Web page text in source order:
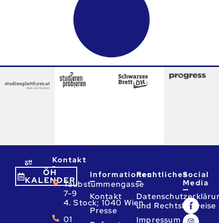
ÖH
KALENDER
Kontakt
Taubstummengasse
7-9
4. Stock; 1040 Wien
01
Informationen
Kontakt
Presse
Rechtliches
und Rechtshinweise
Impressum
Social
Media